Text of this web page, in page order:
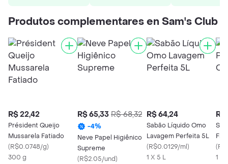
Produtos complementares en Sam's Club
R$ 22,42
Président Queijo
Mussarela Fatiado
(R$0.0748/g)
300 g
R$ 65,33 R$ 68,32
-4%
Neve Papel Higiênico
Supreme
(R$2.05/und)
R$ 64,24
Sabão Líquido Omo
Lavagem Perfeita 5L
(R$0.0129/ml)
1 X 5 L
R$
(
1 Kg